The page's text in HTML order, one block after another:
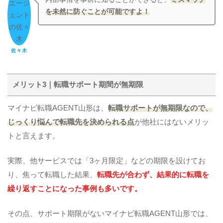
佐々木
を未然に防ぐことが可能ですよ！
メリット3｜転職サポート期間が無期限
マイナビ転職AGENT山形は、 転職サポートが無期限なので、
じっくり悩んで転職先を決められる点が他社にはないメリッ
トと言えます。
実際、他サービスでは「3ヶ月限定」などの期限を設けてお
り、焦って転職した結果、 転職先が合わず、結果的に転職を
繰り返すことになった事例も多いです。
その点、サポート期限がないマイナビ転職AGENT山形では、